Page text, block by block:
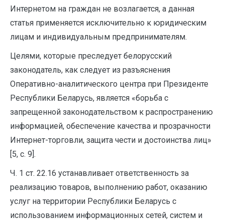
Интернетом на граждан не возлагается, а данная
статья применяется исключительно к юридическим
лицам и индивидуальным предпринимателям.
Целями, которые преследует белорусский
законодатель, как следует из разъяснения
Оперативно-аналитического центра при Президенте
Республики Беларусь, является «борьба с
запрещенной законодательством к распространению
информацией, обеспечение качества и прозрачности
Интернет-торговли, защита чести и достоинства лиц»
[5, с. 9].
Ч. 1 ст. 22.16 устанавливает ответственность за
реализацию товаров, выполнению работ, оказанию
услуг на территории Республики Беларусь с
использованием информационных сетей, систем и